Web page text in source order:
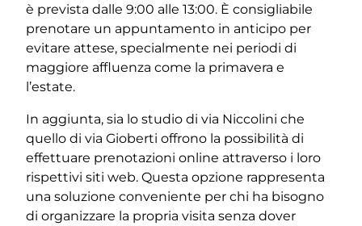
è prevista dalle 9:00 alle 13:00. È consigliabile
prenotare un appuntamento in anticipo per
evitare attese, specialmente nei periodi di
maggiore affluenza come la primavera e
l’estate.
In aggiunta, sia lo studio di via Niccolini che
quello di via Gioberti offrono la possibilità di
effettuare prenotazioni online attraverso i loro
rispettivi siti web. Questa opzione rappresenta
una soluzione conveniente per chi ha bisogno
di organizzare la propria visita senza dover